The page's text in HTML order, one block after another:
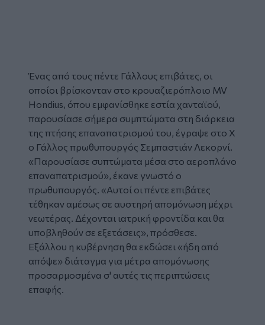
Ένας από τους πέντε Γάλλους επιβάτες, οι
οποίοι βρίσκονταν στο κρουαζιερόπλοιο MV
Hondius, όπου εμφανίσθηκε εστία χανταϊού,
παρουσίασε σήμερα συμπτώματα στη διάρκεια
της πτήσης επαναπατρισμού του, έγραψε στο X
ο Γάλλος πρωθυπουργός Σεμπαστιάν Λεκορνί.
«Παρουσίασε συπτώματα μέσα στο αεροπλάνο
επαναπατρισμού», έκανε γνωστό ο
πρωθυπουργός. «Αυτοί οι πέντε επιβάτες
τέθηκαν αμέσως σε αυστηρή απομόνωση μέχρι
νεωτέρας. Δέχονται ιατρική φροντίδα και θα
υποβληθούν σε εξετάσεις», πρόσθεσε.
Εξάλλου η κυβέρνηση θα εκδώσει «ήδη από
απόψε» διάταγμα για μέτρα απομόνωσης
προσαρμοσμένα σ' αυτές τις περιπτώσεις
επαφής.